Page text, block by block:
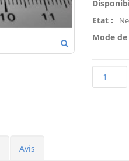
Etat :
Mode
Avis